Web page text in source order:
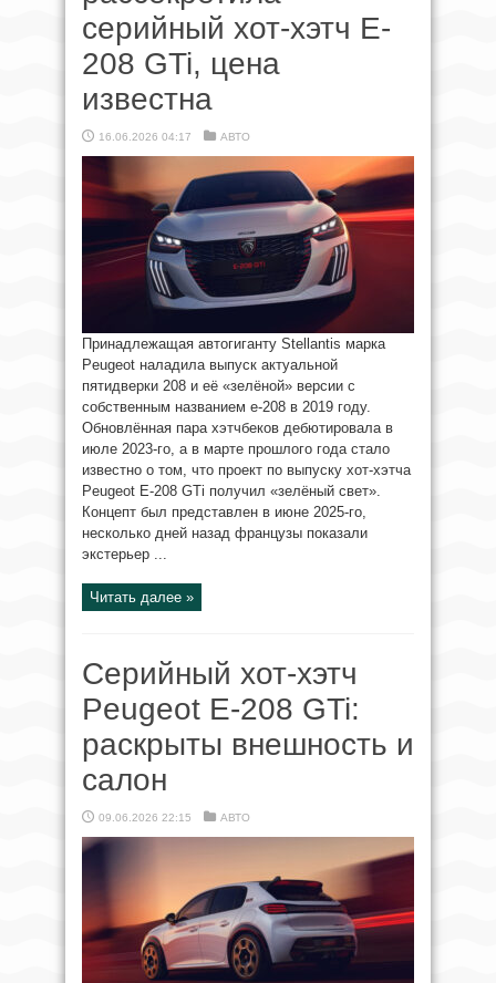
серийный хот-хэтч E-
208 GTi, цена
известна
16.06.2026 04:17 АВТО
Принадлежащая автогиганту Stellantis марка
Peugeot наладила выпуск актуальной
пятидверки 208 и её «зелёной» версии с
собственным названием e-208 в 2019 году.
Обновлённая пара хэтчбеков дебютировала в
июле 2023-го, а в марте прошлого года стало
известно о том, что проект по выпуску хот-хэтча
Peugeot E-208 GTi получил «зелёный свет».
Концепт был представлен в июне 2025-го,
несколько дней назад французы показали
экстерьер ...
Читать далее »
Серийный хот-хэтч
Peugeot E-208 GTi:
раскрыты внешность и
салон
09.06.2026 22:15 АВТО